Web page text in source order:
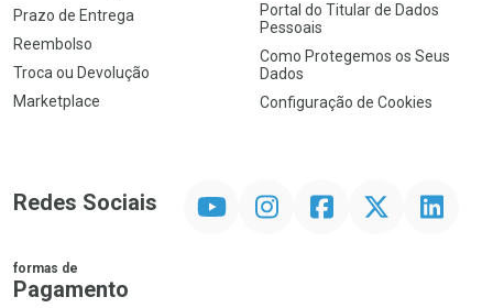
Prazo de Entrega
Reembolso
Troca ou Devolução
Marketplace
Portal do Titular de Dados
Pessoais
Como Protegemos os Seus
Dados
Configuração de Cookies
Redes Sociais InstagramFacebookTwitter Linkedin
formas de
Pagamento